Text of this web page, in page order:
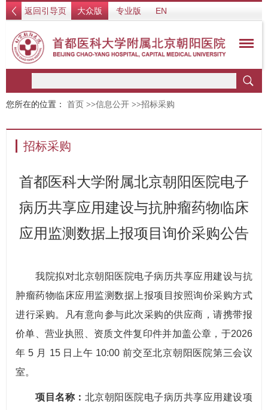
返回引导页 大众版 专业版 EN
您所在的位置： 首页 >>信息公开 >>招标采购
招标采购
首都医科大学附属北京朝阳医院电子
病历共享应用建设与抗肿瘤药物临床
应用监测数据上报项目询价采购公告
我院拟对北京朝阳医院电子病历共享应用建设与抗
肿瘤药物临床应用监测数据上报项目按照询价采购方式
进行采购。凡有意向参与此次采购的供应商，请携带报
价单、营业执照、资质文件复印件并加盖公章，于2026
年 5 月 15 日上午 10:00 前交至北京朝阳医院第三会议
室。
项目名称： 北京朝阳医院电子病历共享应用建设项